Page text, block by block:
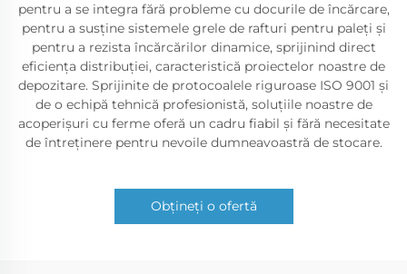
pentru a se integra fără probleme cu docurile de încărcare,
pentru a susține sistemele grele de rafturi pentru paleți și
pentru a rezista încărcărilor dinamice, sprijinind direct
eficiența distribuției, caracteristică proiectelor noastre de
depozitare. Sprijinite de protocoalele riguroase ISO 9001 și
de o echipă tehnică profesionistă, soluțiile noastre de
acoperișuri cu ferme oferă un cadru fiabil și fără necesitate
de întreținere pentru nevoile dumneavoastră de stocare.
Obțineți o ofertă